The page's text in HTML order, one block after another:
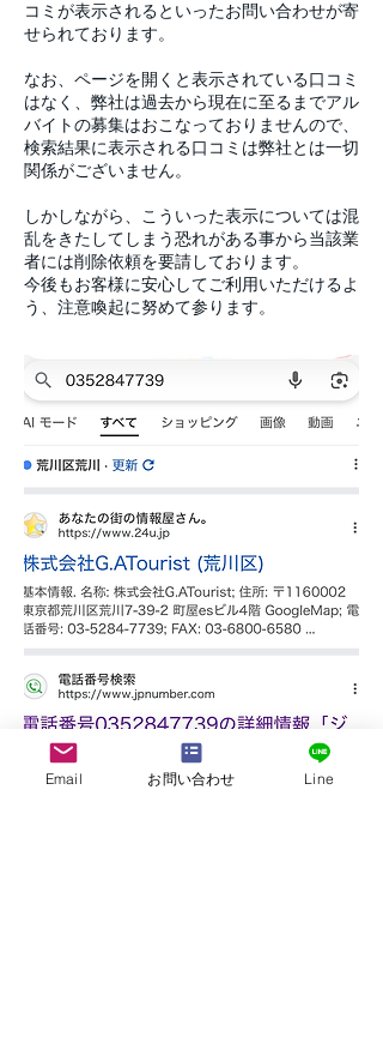
コミが表示されるといったお問い合わせが寄
せられております。
なお、ページを開くと表示されている口コミ
はなく、弊社は過去から現在に至るまでアル
バイトの募集はおこなっておりませんので、
検索結果に表示される口コミは弊社とは一切
関係がございません。
しかしながら、こういった表示については混
乱をきたしてしまう恐れがある事から当該業
者には削除依頼を要請しております。
​今後もお客様に安心してご利用いただけるよ
う、注意喚起に努めて参ります。
Email お問い合わせ Line